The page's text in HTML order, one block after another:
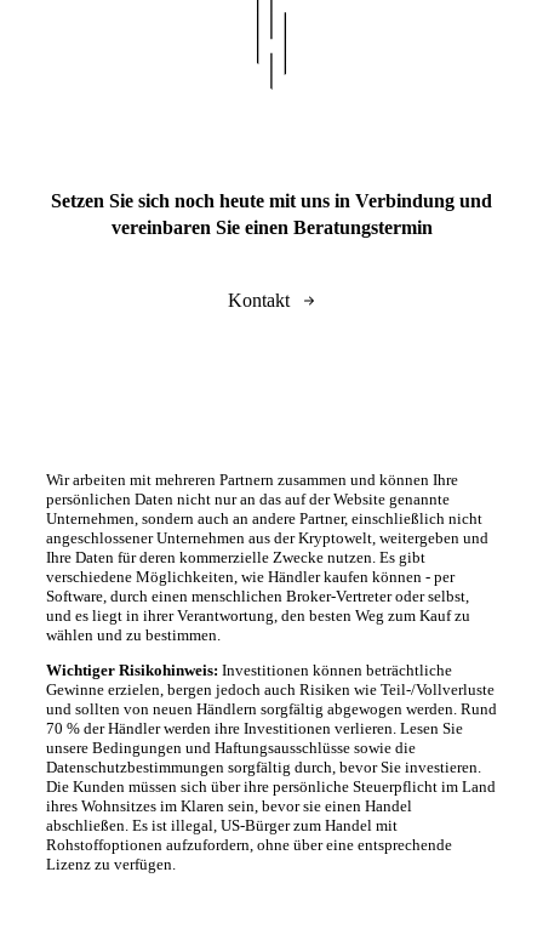
Setzen Sie sich noch heute mit uns in Verbindung und
vereinbaren Sie einen Beratungstermin
Kontakt
Wir arbeiten mit mehreren Partnern zusammen und können Ihre
persönlichen Daten nicht nur an das auf der Website genannte
Unternehmen, sondern auch an andere Partner, einschließlich nicht
angeschlossener Unternehmen aus der Kryptowelt, weitergeben und
Ihre Daten für deren kommerzielle Zwecke nutzen. Es gibt
verschiedene Möglichkeiten, wie Händler kaufen können - per
Software, durch einen menschlichen Broker-Vertreter oder selbst,
und es liegt in ihrer Verantwortung, den besten Weg zum Kauf zu
wählen und zu bestimmen.
Wichtiger Risikohinweis: Investitionen können beträchtliche
Gewinne erzielen, bergen jedoch auch Risiken wie Teil-/Vollverluste
und sollten von neuen Händlern sorgfältig abgewogen werden. Rund
70 % der Händler werden ihre Investitionen verlieren. Lesen Sie
unsere Bedingungen und Haftungsausschlüsse sowie die
Datenschutzbestimmungen sorgfältig durch, bevor Sie investieren.
Die Kunden müssen sich über ihre persönliche Steuerpflicht im Land
ihres Wohnsitzes im Klaren sein, bevor sie einen Handel
abschließen. Es ist illegal, US-Bürger zum Handel mit
Rohstoffoptionen aufzufordern, ohne über eine entsprechende
Lizenz zu verfügen.